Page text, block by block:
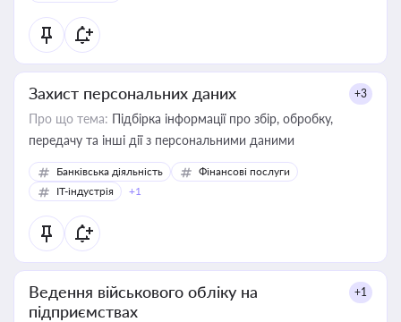
Захист персональних даних +3
Про що тема: Підбірка інформації про збір, обробку,
передачу та інші дії з персональними даними
Банківська діяльність
Фінансові послуги
IT-індустрія
+1
Ведення військового обліку на
підприємствах
+1